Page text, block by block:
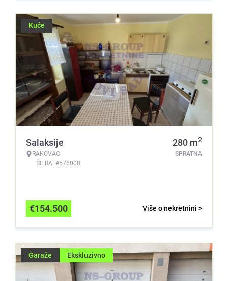
Kuće
Salaksije
RAKOVAC
ŠIFRA: #576008
280 m2
SPRATNA
Više o nekretnini >
€154.500
Garaže Ekskluzivno